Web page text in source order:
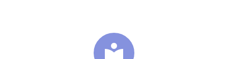

